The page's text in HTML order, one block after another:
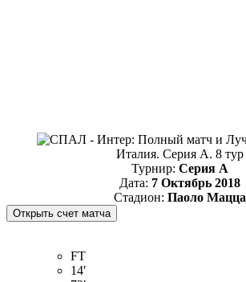
Италия. Серия А. 8 тур
Турнир: Серия А
Дата: 7 Октябрь 2018
Стадион: Паоло Мацца
FT
14′